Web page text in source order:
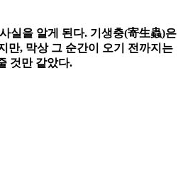
실을 알게 된다. 기생충(寄生蟲)은
만, 막상 그 순간이 오기 전까지는
것만 같았다.